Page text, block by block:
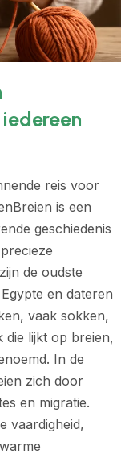
reis voor
is een
geschiedenis
de oudste
en dateren
vaak sokken,
die lijkt op breien,
In de
zich door
en migratie.
vaardigheid,